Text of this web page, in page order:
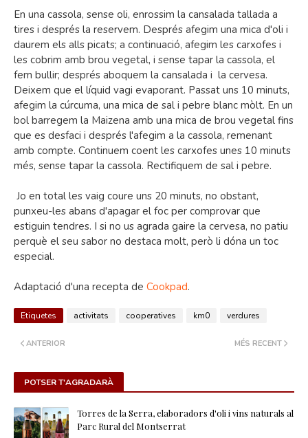
En una cassola, sense oli, enrossim la cansalada tallada a
tires i després la reservem. Després afegim una mica d'oli i
daurem els alls picats; a continuació, afegim les carxofes i
les cobrim amb brou vegetal, i sense tapar la cassola, el
fem bullir; després aboquem la cansalada i la cervesa.
Deixem que el líquid vagi evaporant. Passat uns 10 minuts,
afegim la cúrcuma, una mica de sal i pebre blanc mòlt. En un
bol barregem la Maizena amb una mica de brou vegetal fins
que es desfaci i després l'afegim a la cassola, remenant
amb compte. Continuem coent les carxofes unes 10 minuts
més, sense tapar la cassola. Rectifiquem de sal i pebre.
Jo en total les vaig coure uns 20 minuts, no obstant,
punxeu-les abans d'apagar el foc per comprovar que
estiguin tendres. I si no us agrada gaire la cervesa, no patiu
perquè el seu sabor no destaca molt, però li dóna un toc
especial.
Adaptació d'una recepta de Cookpad.
Etiquetes activitats cooperatives km0 verdures
MÉS RECENT
ANTERIOR
POTSER T'AGRADARÀ
Torres de la Serra, elaboradors d'oli i vins naturals al
Parc Rural del Montserrat